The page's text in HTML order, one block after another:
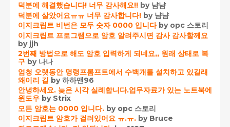
덕분에 해결했습니다! 너무 감사해요!! by 냠냠
덕분에 살았어요ㅠㅠ 너무 감사합니다! by 냠냠
이지크립트 비번은 모두 숫자 0000 입니다by opc 스토리
이지크립트 프로그램으로 암호 알려주시면 감사 감사할께요
by jjh
2번째 방법으로 해도 암호 입력하게 되네요,, 원래 상태로 복
구 by 나나
엄청 오랫동안 명령프롬프트에서 수백개를 설치하고 있길래
왜이리 길 by 하하맨96
안녕하세요. 늦은 시각 실례합니다.업무자료가 있는 노트북에
윈도우 by Strix
모든 암호는 0000 입니다. by opc 스토리
이지크립트 암호가 걸려있어요 ㅠ.ㅠ. by Bruce